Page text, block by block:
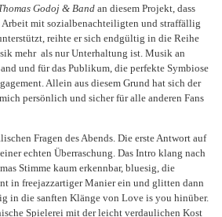
Godoj & Band an diesem Projekt, dass
Arbeit mit sozialbenachteiligten und straffällig
reihte er sich endgültig in die Reihe
mehr als nur Unterhaltung ist. Musik an
und für das Publikum, die perfekte Symbiose
Allein aus diesem Grund hat sich der
persönlich und sicher für alle anderen Fans
Fragen des Abends. Die erste Antwort auf
echten Überraschung. Das Intro klang nach
Stimme kaum erkennbar, bluesig, die
in freejazzartiger Manier ein und glitten dann
in die sanften Klänge von Love is you hinüber.
Spielerei mit der leicht verdaulichen Kost